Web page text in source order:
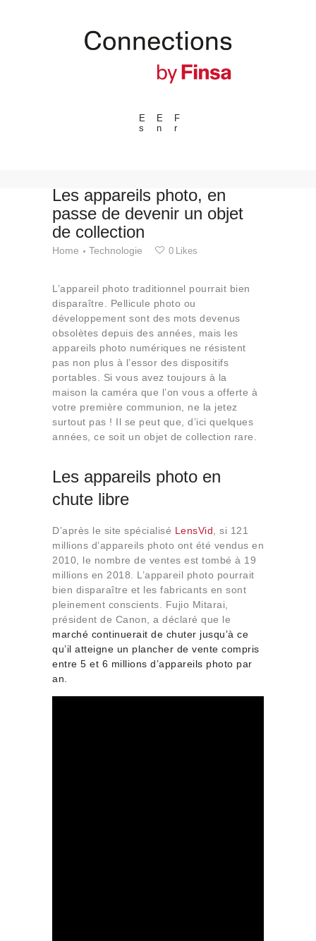
E
s
E
n
F
r
---ENLACES---
Événements
Espaces
Matériels
Technologie
Collaborations
Qui sommes-nous
Contact
Les appareils photo, en
passe de devenir un objet
de collection
Home Technologie 0 Likes
L’appareil photo traditionnel pourrait bien
disparaître. Pellicule photo ou
développement sont des mots devenus
obsolètes depuis des années, mais les
appareils photo numériques ne résistent
pas non plus à l’essor des dispositifs
portables. Si vous avez toujours à la
maison la caméra que l’on vous a offerte à
votre première communion, ne la jetez
surtout pas ! Il se peut que, d’ici quelques
années, ce soit un objet de collection rare.
Les appareils photo en
chute libre
D’après le site spécialisé LensVid , si 121
millions d’appareils photo ont été vendus en
2010, le nombre de ventes est tombé à 19
millions en 2018. L’appareil photo pourrait
bien disparaître et les fabricants en sont
pleinement conscients. Fujio Mitarai,
président de Canon, a déclaré que le
marché continuerait de chuter jusqu’à ce
qu’il atteigne un plancher de vente compris
entre 5 et 6 millions d’appareils photo par
an.